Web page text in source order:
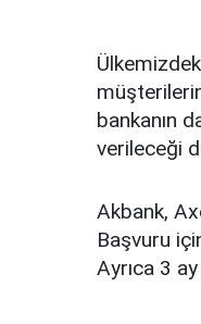
bankanın
verileceği
Akbank,
Başvuru
Ayrıca 3